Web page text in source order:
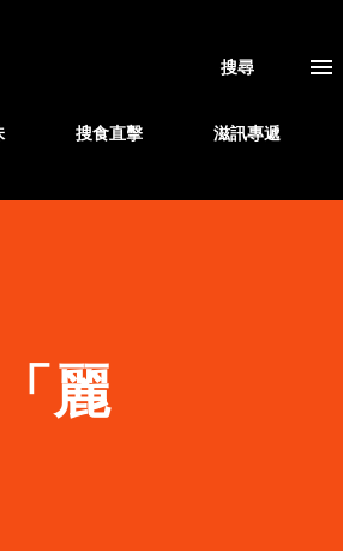
搜尋
搜食直擊 滋訊專遞
麗